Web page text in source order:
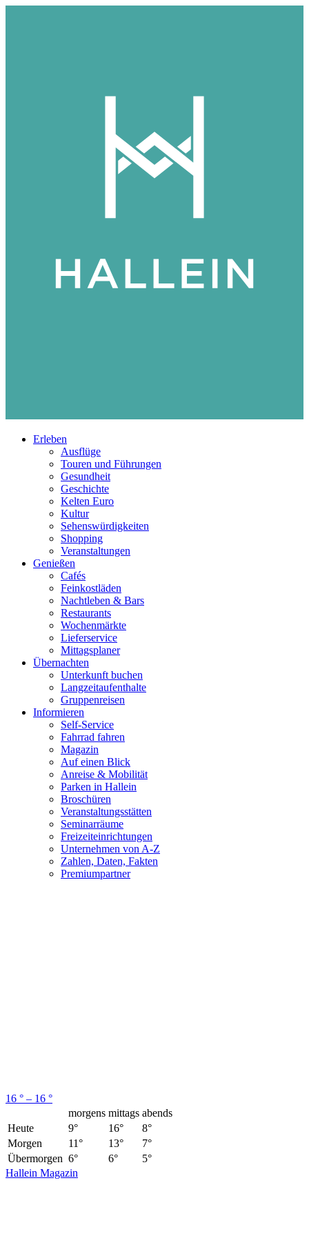
Erleben
Ausflüge
Touren und Führungen
Gesundheit
Geschichte
Kelten Euro
Kultur
Sehenswürdigkeiten
Shopping
Veranstaltungen
Genießen
Cafés
Feinkostläden
Nachtleben & Bars
Restaurants
Wochenmärkte
Lieferservice
Mittagsplaner
Übernachten
Unterkunft buchen
Langzeitaufenthalte
Gruppenreisen
Informieren
Self-Service
Fahrrad fahren
Magazin
Auf einen Blick
Anreise & Mobilität
Parken in Hallein
Broschüren
Veranstaltungsstätten
Seminarräume
Freizeiteinrichtungen
Unternehmen von A-Z
Zahlen, Daten, Fakten
Premiumpartner
16 ° – 16 °
morgens mittags abends
Heute
9° 16°
8°
Morgen
11° 13°
7°
Übermorgen 6° 6°
5°
Hallein Magazin